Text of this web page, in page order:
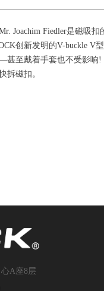
Fiedler是磁吸
创新发明的V-buckle
甚至戴着手套也不受影响!
磁扣。
A座8层